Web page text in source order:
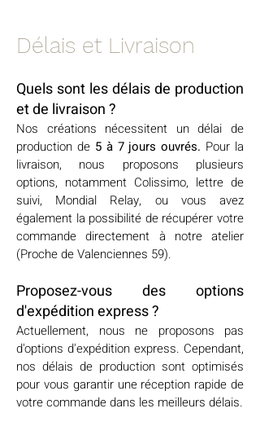
Délais et Livraison
Quels sont les délais de production
et de livraison ?
Nos créations nécessitent un délai de
production de 5 à 7 jours ouvrés. Pour la
livraison, nous proposons plusieurs
options, notamment Colissimo, lettre de
suivi, Mondial Relay, ou vous avez
également la possibilité de récupérer votre
commande directement à notre atelier
(Proche de Valenciennes 59).
Proposez-vous des options
d'expédition express ?
Actuellement, nous ne proposons pas
d'options d'expédition express. Cependant,
nos délais de production sont optimisés
pour vous garantir une réception rapide de
votre commande dans les meilleurs délais.